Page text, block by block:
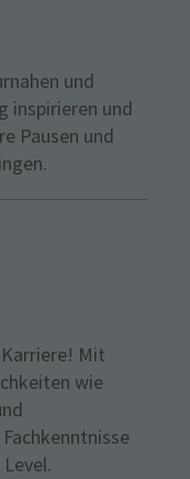
und
inspirieren und
Pausen und
Mit
wie